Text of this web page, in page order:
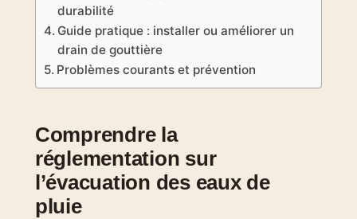
durabilité
Guide pratique : installer ou améliorer un
drain de gouttière
Problèmes courants et prévention
Comprendre la
réglementation sur
l’évacuation des eaux de
pluie